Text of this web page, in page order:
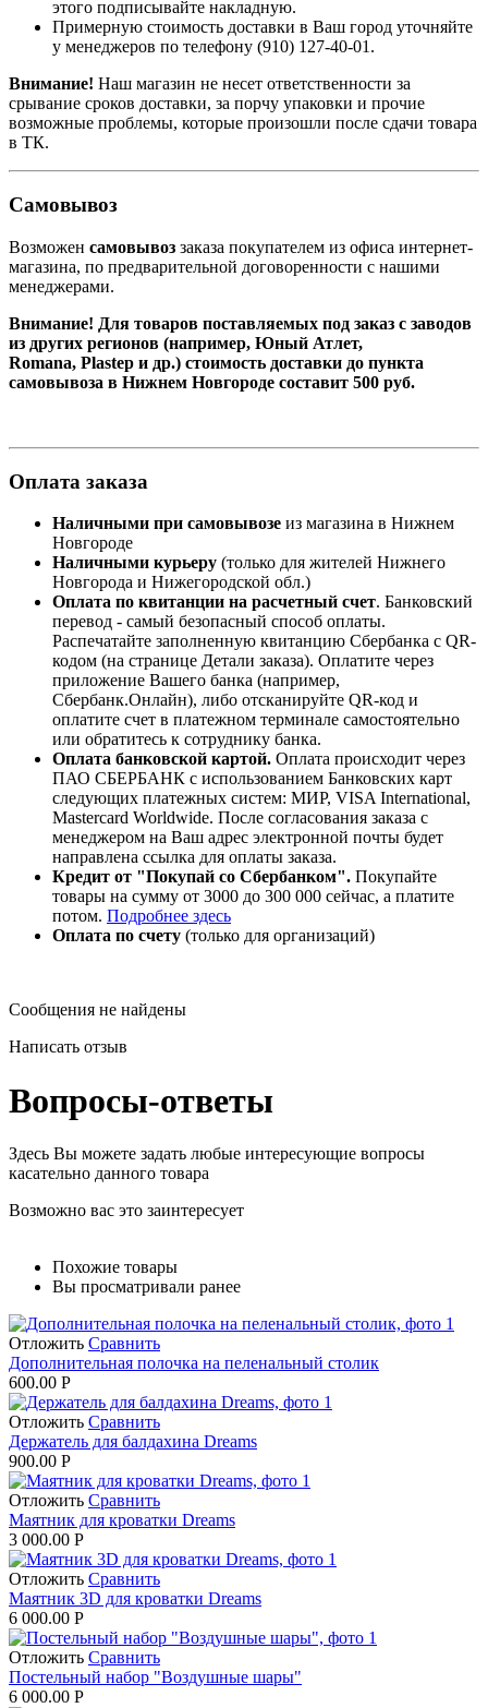
этого подписывайте накладную.
Примерную стоимость доставки в Ваш город уточняйте
у менеджеров по телефону (910) 127-40-01 .
Внимание! Наш магазин не несет ответственности за
срывание сроков доставки, за порчу упаковки и прочие
возможные проблемы, которые произошли после сдачи товара
в ТК.
Самовывоз
Возможен самовывоз заказа покупателем из офиса интернет-
магазина, по предварительной договоренности с нашими
менеджерами.
Внимание! Для товаров поставляемых под заказ с заводов
из других регионов (например, Юный Атлет,
Romana, Plastep и др.) стоимость доставки до пункта
самовывоза в Нижнем Новгороде составит 500 руб.
Оплата заказа
Наличными при самовывозе из магазина в Нижнем
Новгороде
Наличными курьеру (только для жителей Нижнего
Новгорода и Нижегородской обл.)
Оплата по квитанции на расчетный счет. Банковский
перевод - самый безопасный способ оплаты.
Распечатайте заполненную квитанцию Сбербанка с QR-
кодом (на странице Детали заказа). Оплатите через
приложение Вашего банка (например,
Сбербанк.Онлайн), либо отсканируйте QR-код и
оплатите счет в платежном терминале самостоятельно
или обратитесь к сотруднику банка.
Оплата банковской картой. Оплата происходит через
ПАО СБЕРБАНК с использованием Банковских карт
следующих платежных систем: МИР, VISA International,
Mastercard Worldwide. После согласования заказа с
менеджером на Ваш адрес электронной почты будет
направлена ссылка для оплаты заказа.
Кредит от "Покупай со Сбербанком". Покупайте
товары на сумму от 3000 до 300 000 сейчас, а платите
потом. Подробнее здесь
Оплата по счету (только для организаций)
Сообщения не найдены
Написать отзыв
Вопросы-ответы
Здесь Вы можете задать любые интересующие вопросы
касательно данного товара
Возможно вас это заинтересует
Похожие товары
Вы просматривали ранее
Отложить Сравнить
Дополнительная полочка на пеленальный столик
600.00 Р
Отложить Сравнить
Держатель для балдахина Dreams
900.00 Р
Отложить Сравнить
Маятник для кроватки Dreams
3 000.00 Р
Отложить Сравнить
Маятник 3D для кроватки Dreams
6 000.00 Р
Отложить Сравнить
Постельный набор "Воздушные шары"
6 000.00 Р